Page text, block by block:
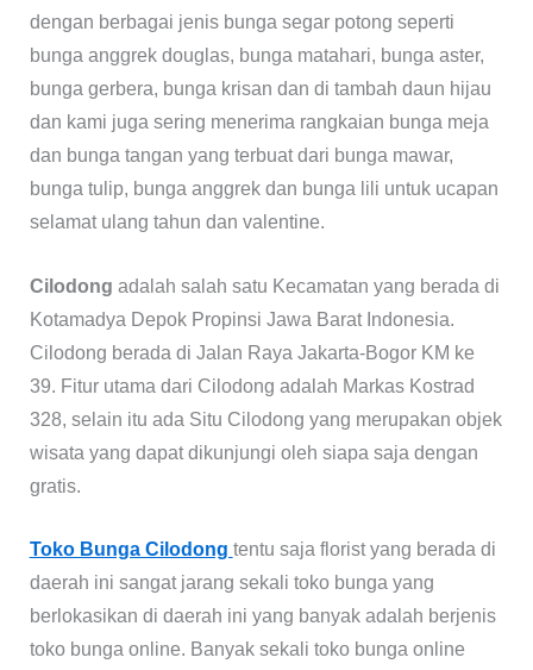
dengan berbagai jenis bunga segar potong seperti
bunga anggrek douglas, bunga matahari, bunga aster,
bunga gerbera, bunga krisan dan di tambah daun hijau
dan kami juga sering menerima rangkaian bunga meja
dan bunga tangan yang terbuat dari bunga mawar,
bunga tulip, bunga anggrek dan bunga lili untuk ucapan
selamat ulang tahun dan valentine.
Cilodong adalah salah satu Kecamatan yang berada di
Kotamadya Depok Propinsi Jawa Barat Indonesia.
Cilodong berada di Jalan Raya Jakarta-Bogor KM ke
39. Fitur utama dari Cilodong adalah Markas Kostrad
328, selain itu ada Situ Cilodong yang merupakan objek
wisata yang dapat dikunjungi oleh siapa saja dengan
gratis.
Toko Bunga Cilodong tentu saja florist yang berada di
daerah ini sangat jarang sekali toko bunga yang
berlokasikan di daerah ini yang banyak adalah berjenis
toko bunga online. Banyak sekali toko bunga online